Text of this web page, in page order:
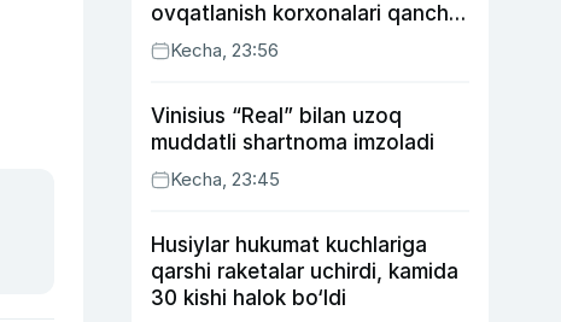
ovqatlanish korxonalari qancha
soliq toʻlagani ochiqlandi
Kecha, 23:56
Vinisius “Real” bilan uzoq
muddatli shartnoma imzoladi
Kecha, 23:45
Husiylar hukumat kuchlariga
qarshi raketalar uchirdi, kamida
30 kishi halok bo‘ldi